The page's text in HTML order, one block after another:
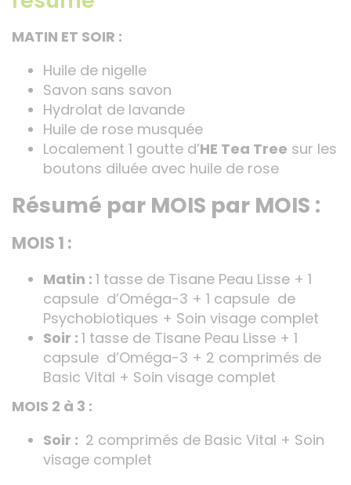
MATIN ET SOIR :
Huile de nigelle
Savon sans savon
Hydrolat de lavande
Huile de rose musquée
Localement 1 goutte d’HE Tea Tree sur les
boutons diluée avec huile de rose
Résumé par MOIS par MOIS :
MOIS 1 :
Matin : 1 tasse de Tisane Peau Lisse + 1
capsule d’Oméga-3 + 1 capsule de
Psychobiotiques + Soin visage complet
Soir : 1 tasse de Tisane Peau Lisse + 1
capsule d’Oméga-3 + 2 comprimés de
Basic Vital + Soin visage complet
MOIS 2 à 3 :
Soir : 2 comprimés de Basic Vital + Soin
visage complet